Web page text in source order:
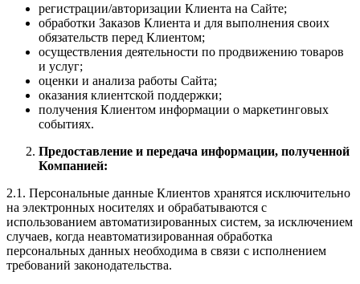
регистрации/авторизации Клиента на Сайте;
обработки Заказов Клиента и для выполнения своих
обязательств перед Клиентом;
осуществления деятельности по продвижению товаров
и услуг;
оценки и анализа работы Сайта;
оказания клиентской поддержки;
получения Клиентом информации о маркетинговых
событиях.
Предоставление и передача информации, полученной
Компанией:
2.1. Персональные данные Клиентов хранятся исключительно
на электронных носителях и обрабатываются с
использованием автоматизированных систем, за исключением
случаев, когда неавтоматизированная обработка
персональных данных необходима в связи с исполнением
требований законодательства.